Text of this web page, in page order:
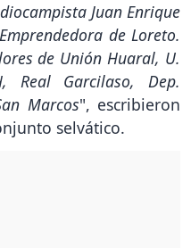
Juan Enrique
de Loreto.
de Unión Huaral, U.
Real Garcilaso, Dep.
Marcos", escribieron
selvático.